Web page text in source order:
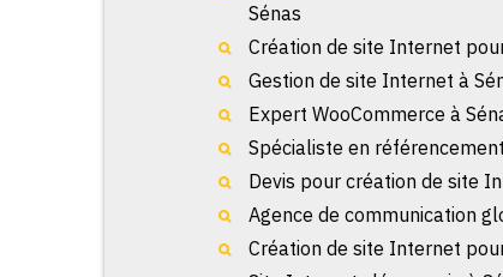
Sénas
Création de site Internet
Gestion de site Internet à
Expert WooCommerce à
Spécialiste en
Devis pour création de site
Agence de communication
Création de site Internet